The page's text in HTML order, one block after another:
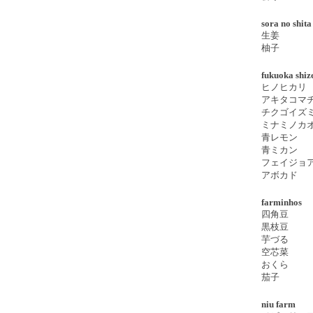
sora no shita
生姜
柚子
fukuoka
ヒノヒカリ
アキタコマ
チクゴイズ
ミナミノカ
青レモン
青ミカン
フェイジョ
アボカド
farminhos
四角豆
黒枝豆
芋づる
空芯菜
おくら
茄子
niu farm